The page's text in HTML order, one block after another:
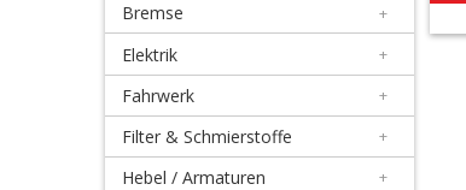
KTM/Husqvarna
Suzuki
Yamaha
Bremse +
Elektrik +
Fahrwerk +
Filter & Schmierstoffe +
Hebel / Armaturen +